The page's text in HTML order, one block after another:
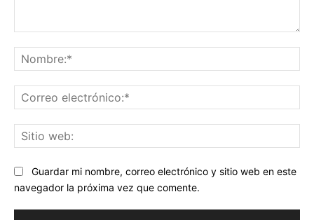
Guardar mi nombre, correo electrónico y sitio web en este
navegador la próxima vez que comente.